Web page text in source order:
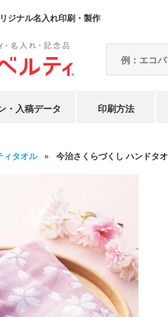
ジナル名入れ印刷・製作
・入稿データ 印刷方法
ィタオル 今治さくらづくし ハンドタ